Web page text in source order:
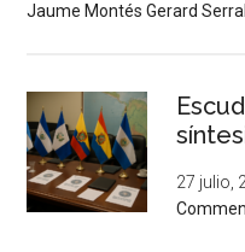
Jaume Montés Gerard
27 julio,